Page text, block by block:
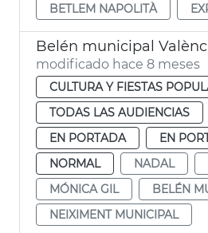
BETLEM NAPOLITÀ
Belén municipal
modificado hace 8 meses
CULTURA Y FIESTAS
TODAS LAS AUDIENCIAS
EN PORTADA
EN
NORMAL
NADAL
MÓNICA GIL
BELÉN
NEIXIMENT MUNICIPAL